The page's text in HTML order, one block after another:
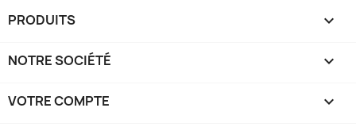
PRODUITS 
NOTRE SOCIÉTÉ 
VOTRE COMPTE 